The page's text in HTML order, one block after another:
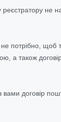
не
потрібно, щоб
також
договір